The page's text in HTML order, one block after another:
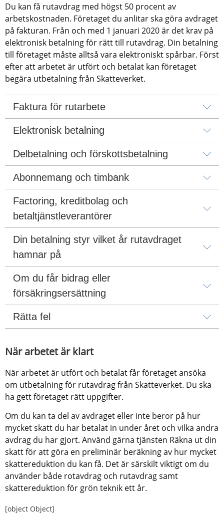
Du kan få rutavdrag med högst 50 procent av
arbetskostnaden. Företaget du anlitar ska göra avdraget
på fakturan. Från och med 1 januari 2020 är det krav på
elektronisk betalning för rätt till rutavdrag. Din betalning
till företaget måste alltså vara elektroniskt spårbar. Först
efter att arbetet är utfört och betalat kan företaget
begära utbetalning från Skatteverket.
Faktura för rutarbete
Elektronisk betalning
Delbetalning och förskottsbetalning
Abonnemang och timbank
Factoring, kreditbolag och
betaltjänstleverantörer
Din betalning styr vilket år rutavdraget
hamnar på
Om du får bidrag eller
försäkringsersättning
Rätta fel
När arbetet är klart
När arbetet är utfört och betalat får företaget ansöka
om utbetalning för rutavdrag från Skatteverket. Du ska
ha gett företaget rätt uppgifter.
Om du kan ta del av avdraget eller inte beror på hur
mycket skatt du har betalat in under året och vilka andra
avdrag du har gjort. Använd gärna tjänsten Räkna ut din
skatt för att göra en preliminär beräkning av hur mycket
skattereduktion du kan få. Det är särskilt viktigt om du
använder både rotavdrag och rutavdrag samt
skattereduktion för grön teknik ett år.
[object Object]